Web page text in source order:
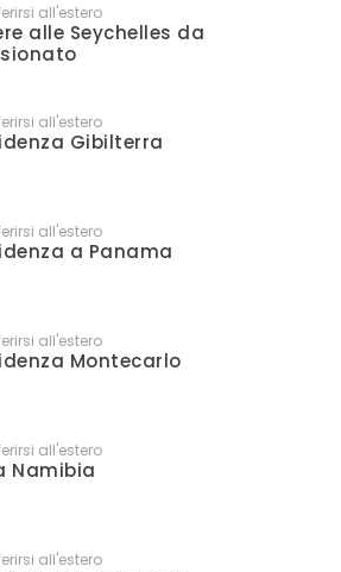
all'estero
alle Seychelles da
all'estero
Gibilterra
all'estero
a Panama
all'estero
Montecarlo
all'estero
Namibia
all'estero